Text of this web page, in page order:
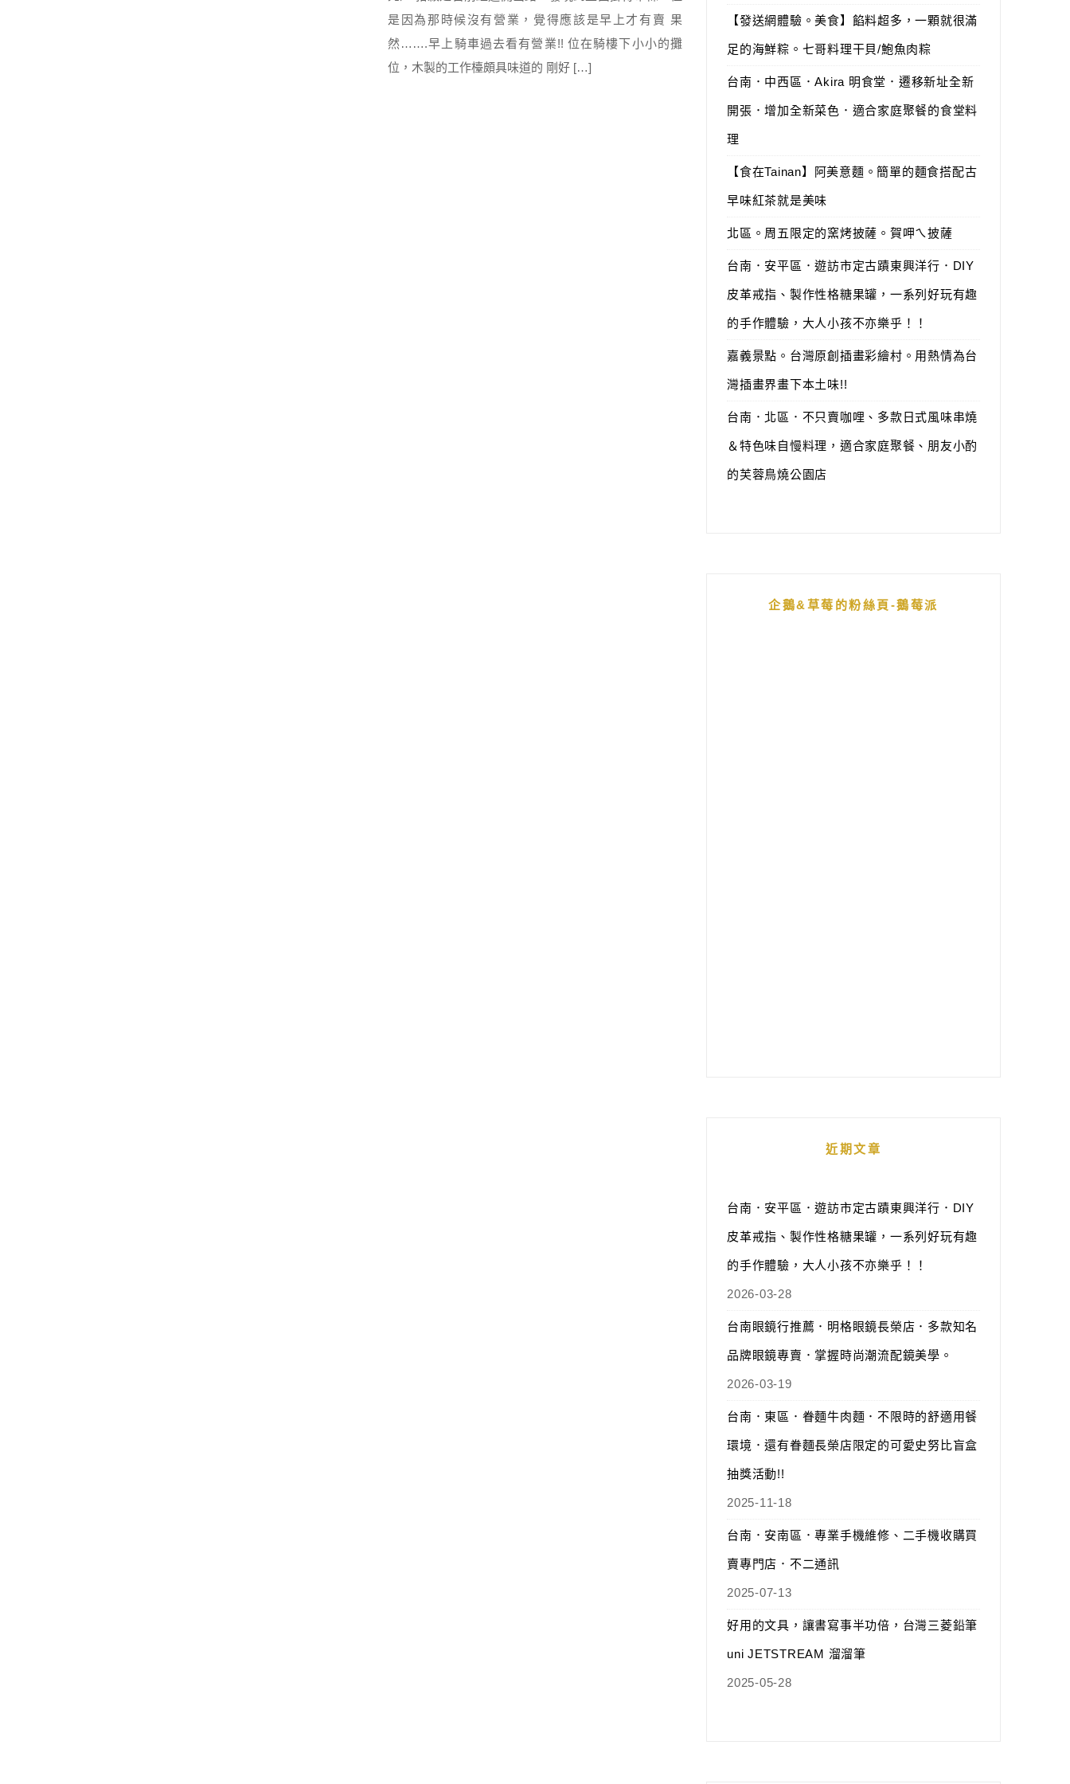
是因為那時候沒有營業，覺得應該是早上才有賣 果
然…….早上騎車過去看有營業!! 位在騎樓下小小的攤
位，木製的工作檯頗具味道的 剛好 […]
【發送網體驗。美食】餡料超多，一顆就很滿
足的海鮮粽。七哥料理干貝/鮑魚肉粽
台南．中西區．Akira 明食堂．遷移新址全新
開張．增加全新菜色．適合家庭聚餐的食堂料
理
【食在Tainan】阿美意麵。簡單的麵食搭配古
早味紅茶就是美味
北區。周五限定的窯烤披薩。賀呷ㄟ披薩
台南．安平區．遊訪市定古蹟東興洋行．DIY
皮革戒指、製作性格糖果罐，一系列好玩有趣
的手作體驗，大人小孩不亦樂乎！！
嘉義景點。台灣原創插畫彩繪村。用熱情為台
灣插畫界畫下本土味!!
台南．北區．不只賣咖哩、多款日式風味串燒
＆特色味自慢料理，適合家庭聚餐、朋友小酌
的芙蓉鳥燒公園店
企鵝&草莓的粉絲頁-鵝莓派
近期文章
台南．安平區．遊訪市定古蹟東興洋行．DIY
皮革戒指、製作性格糖果罐，一系列好玩有趣
的手作體驗，大人小孩不亦樂乎！！
2026-03-28
台南眼鏡行推薦．明格眼鏡長榮店．多款知名
品牌眼鏡專賣．掌握時尚潮流配鏡美學。
2026-03-19
台南．東區．眷麵牛肉麵．不限時的舒適用餐
環境．還有眷麵長榮店限定的可愛史努比盲盒
抽獎活動!!
2025-11-18
台南．安南區．專業手機維修、二手機收購買
賣專門店．不二通訊
2025-07-13
好用的文具，讓書寫事半功倍，台灣三菱鉛筆
uni JETSTREAM 溜溜筆
2025-05-28